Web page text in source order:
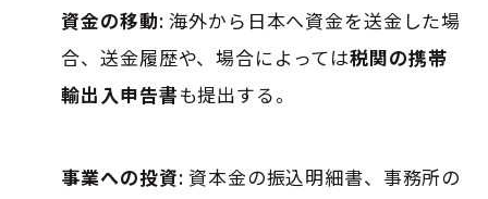
資金の移動: 海外から日本へ資金を送金した場
合、送金履歴や、場合によっては税関の携帯
輸出入申告書も提出する。
事業への投資: 資本金の振込明細書、事務所の